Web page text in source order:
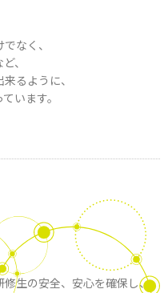
なく、
、
るように、
います。
生の安全、安心を確保し、